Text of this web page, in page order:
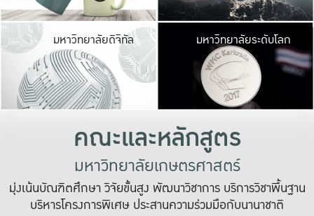
มหาวิทยาลัยดิจิทัล มหาวิ
เปลี่ยนแปลง แล
เพื่อทำง
ระบบสารสนเทศ
มหาวิทยาลัยระดับโลก
คณะและหลักสูตร
มหาวิทยาลัยเกษตรศาสตร์
มุ่งเน้นบัณฑิตศึกษา วิจัยขั้นสูง พัฒนาวิชาการ บริการวิชาพื้นฐาน
บริหารโครงการพิเศษ ประสานความร่วมมือกับนานาชาติ